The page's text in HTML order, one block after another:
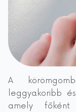
A
leggyakoribb
amely